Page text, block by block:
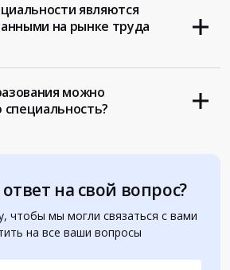
на свой вопрос?
чтобы мы могли связаться с вами
на все ваши вопросы
являются
на рынке труда
можно